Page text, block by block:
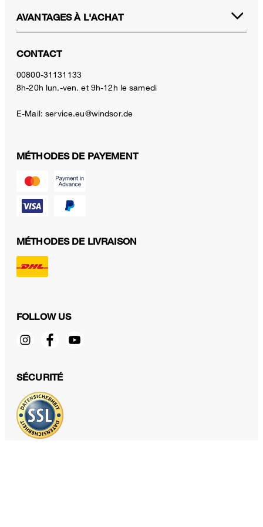
Veste modulable Giorno en mélange de lin et de laine, bleu marine à
699,00 €
550,00 €
AVANTAGES À L'ACHAT
CONTACT
00800-31131133
8h-20h lun.-ven. et 9h-12h le samedi
E-Mail:service.eu@windsor.de
MÉTHODES DE PAYEMENT
MÉTHODES DE LIVRAISON
FOLLOW US
SÉCURITÉ